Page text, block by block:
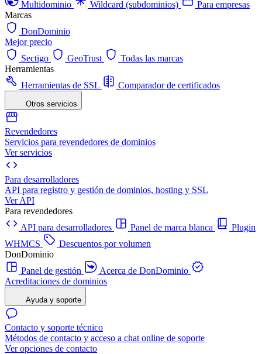
Multidominio
Wildcard (subdominios)
Para empresas
Marcas
DonDominio
Mejor precio
Sectigo
GeoTrust
Todas las marcas
Herramientas
Herramientas de SSL
Comparador de certificados
Otros servicios
Revendedores
Servicios para revendedores de dominios
Ver servicios
Para desarrolladores
API para registro y gestión de dominios, hosting y SSL
Ver API
Para revendedores
API para desarrolladores
Panel de marca blanca
Plugin
WHMCS
Descuentos por volumen
DonDominio
Panel de gestión
Acerca de DonDominio
Acreditaciones de dominios
Ayuda y soporte
Contacto y soporte técnico
Métodos de contacto y acceso a chat online de soporte
Ver opciones de contacto